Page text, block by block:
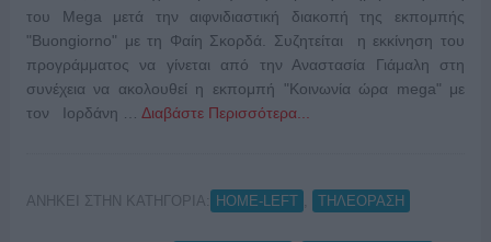
του Mega μετά την αιφνιδιαστική διακοπή της εκπομπής
"Buongiorno" με τη Φαίη Σκορδά. Συζητείται η εκκίνηση του
προγράμματος να γίνεται από την Αναστασία Γιάμαλη στη
συνέχεια να ακολουθεί η εκπομπή "Κοινωνία ώρα mega" με
τον Ιορδάνη … Διαβάστε Περισσότερα...
ΑΝΗΚΕΙ ΣΤΗΝ ΚΑΤΗΓΟΡΙΑ: HOME-LEFT ΤΗΛΕΟΡΑΣΗ